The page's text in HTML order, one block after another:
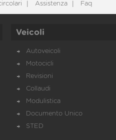
Assistenza Faq
Veicoli
Autoveicoli
Motocicli
Revisioni
Collaudi
Modulistica
Documento Unico
STED